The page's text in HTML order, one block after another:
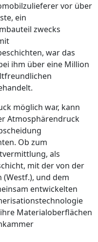
vor über
ein
zwecks
war das
ihm über eine Million
möglich war, kann
Atmosphärendruck
Ob zum
als
mit der von der
(Westf.), und dem
entwickelten
Materialoberflächen